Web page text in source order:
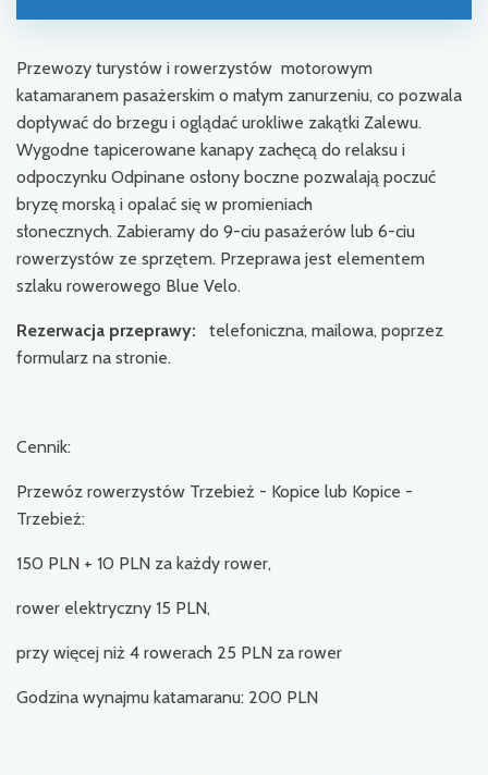
Przewozy turystów i rowerzystów motorowym
katamaranem pasażerskim o małym zanurzeniu, co pozwala
dopływać do brzegu i oglądać urokliwe zakątki Zalewu.
Wygodne tapicerowane kanapy zachęcą do relaksu i
odpoczynku Odpinane osłony boczne pozwalają poczuć
bryzę morską i opalać się w promieniach
słonecznych. Zabieramy do 9-ciu pasażerów lub 6-ciu
rowerzystów ze sprzętem. Przeprawa jest elementem
szlaku rowerowego Blue Velo.
Rezerwacja przeprawy: telefoniczna, mailowa, poprzez
formularz na stronie.
Cennik:
Przewóz rowerzystów Trzebież - Kopice lub Kopice -
Trzebież:
150 PLN + 10 PLN za każdy rower,
rower elektryczny 15 PLN,
przy więcej niż 4 rowerach 25 PLN za rower
Godzina wynajmu katamaranu: 200 PLN